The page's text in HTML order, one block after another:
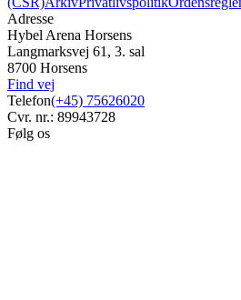
Adresse
Hybel Arena Horsens
Langmarksvej 61, 3. sal
8700 Horsens
Find vej
Telefon(+45) 75626020
Cvr. nr.: 89943728
Følg os